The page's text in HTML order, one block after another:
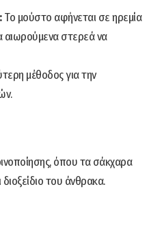
Το μούστο αφήνεται σε ηρεμία
αιωρούμενα στερεά να
μέθοδος για την
όπου τα σάκχαρα
του άνθρακα.